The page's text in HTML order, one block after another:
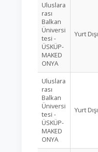
Uluslara
rası
Balkan
Üniversi
tesi -
ÜSKÜP-
MAKED
ONYA
Yurt Dışı
Uluslara
rası
Balkan
Üniversi
tesi -
ÜSKÜP-
MAKED
ONYA
Yurt Dışı